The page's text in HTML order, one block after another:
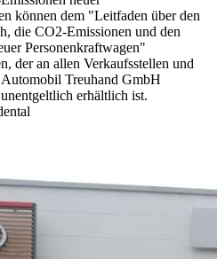
können dem "Leitfaden über den
die CO2-Emissionen und den
Personenkraftwagen"
der an allen Verkaufsstellen und
Treuhand GmbH
erhältlich ist.